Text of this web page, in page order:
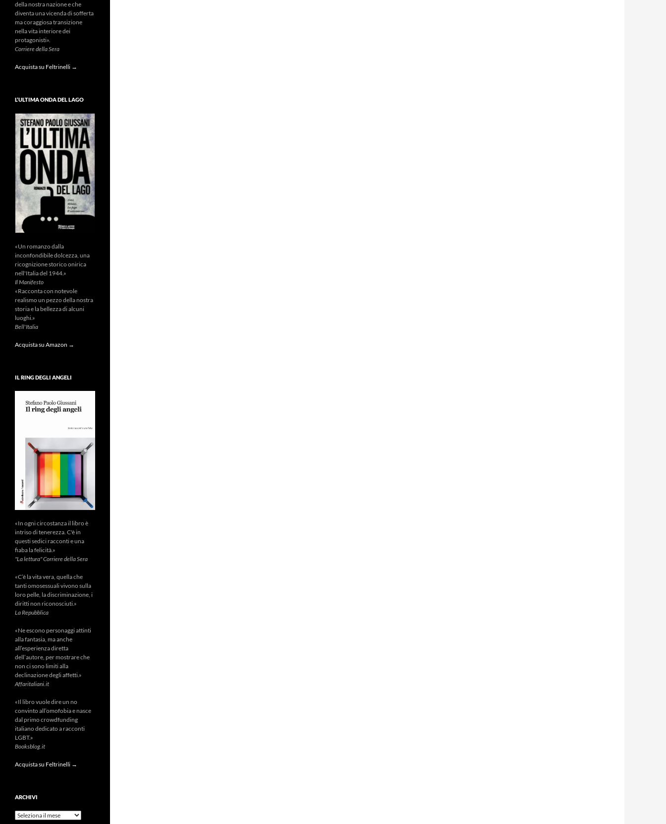
della nostra nazione e che
diventa una vicenda di sofferta
ma coraggiosa transizione
nella vita interiore dei
protagonisti».
Corriere della Sera
Acquista su Feltrinelli →
L’ULTIMA ONDA DEL LAGO
«Un romanzo dalla
inconfondibile dolcezza, una
ricognizione storico onirica
nell'Italia del 1944.»
Il Manifesto
«Racconta con notevole
realismo un pezzo della nostra
storia e la bellezza di alcuni
luoghi.»
Bell'Italia
Acquista su Amazon →
IL RING DEGLI ANGELI
«In ogni circostanza il libro è
intriso di tenerezza. C'è in
questi sedici racconti e una
fiaba la felicità.»
"La lettura" Corriere della Sera
«C’è la vita vera, quella che
tanti omosessuali vivono sulla
loro pelle, la discriminazione, i
diritti non riconosciuti.»
La Repubblica
«Ne escono personaggi attinti
alla fantasia, ma anche
all’esperienza diretta
dell’autore, per mostrare che
non ci sono limiti alla
declinazione degli affetti.»
Affaritaliani.it
«Il libro vuole dire un no
convinto all’omofobia e nasce
dal primo crowdfunding
italiano dedicato a racconti
LGBT.»
Booksblog.it
Acquista su Feltrinelli →
ARCHIVI
Archivi